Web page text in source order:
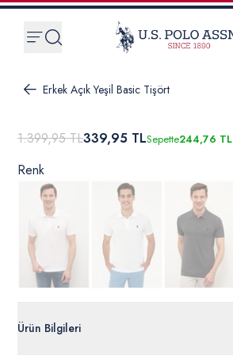
Erkek Açık Yeşil Basic Tişört
1.399,95 TL339,95 TLSepette244,76 TL
Renk
Ürün Bilgileri